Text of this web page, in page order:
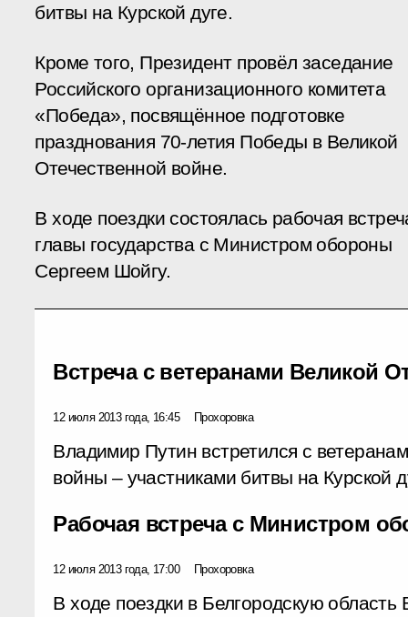
битвы на Курской дуге.
Кроме того, Президент провёл заседание
Российского организационного комитета
«Победа», посвящённое подготовке
празднования 70-летия Победы в Великой
Отечественной войне.
В ходе поездки состоялась рабочая
главы государства с Министром обороны
Сергеем Шойгу.
Встреча с ветеранами Великой
12 июля 2013 года, 16:45 Прохоровка
Владимир Путин встретился с
войны – участниками битвы на Курской
Рабочая встреча с Министром
12 июля 2013 года, 17:00 Прохоровка
В ходе поездки в Белгородскую